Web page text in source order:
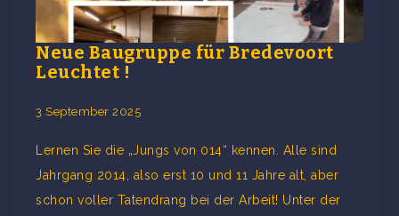
Neue Baugruppe für Bredevoort
Leuchtet !
3 September 2025
Lernen Sie die „Jungs von 014“ kennen. Alle sind
Jahrgang 2014, also erst 10 und 11 Jahre alt, aber
schon voller Tatendrang bei der Arbeit! Unter der